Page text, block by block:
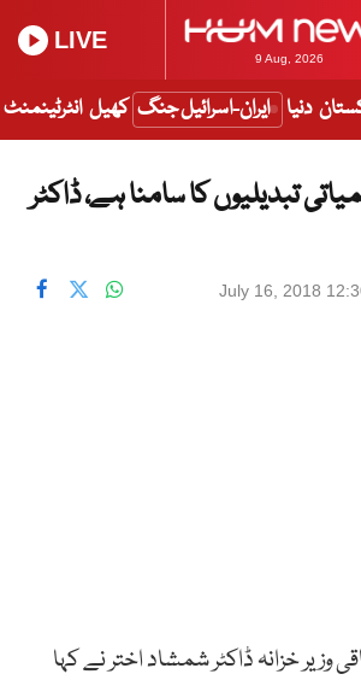
9 Aug, 2026
LIVE
دنیا ایران-اسرائیل جنگ کھیل انٹرٹینمنٹ
تبدیلیوں کا سامنا ہے، ڈاکٹر
July 16, 2018
وزیر خزانہ ڈاکٹر شمشاد اختر نے کہا